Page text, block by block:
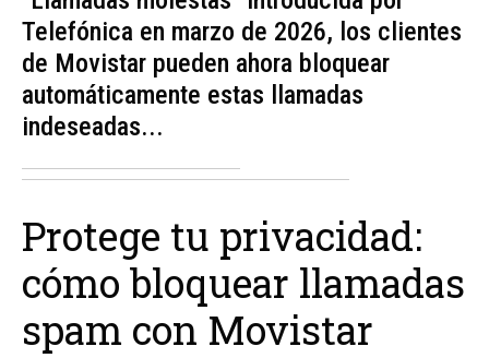
Telefónica en marzo de 2026, los clientes
de Movistar pueden ahora bloquear
automáticamente estas llamadas
indeseadas...
Protege tu privacidad:
cómo bloquear llamadas
spam con Movistar